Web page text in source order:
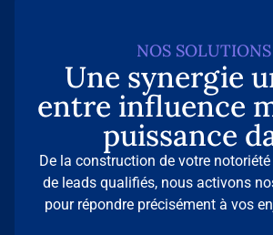
NOS SOLUTIONS
Une synergie
entre influence
puissance
De la construction de votre
de leads qualifiés, nous activons
pour répondre précisément à vos